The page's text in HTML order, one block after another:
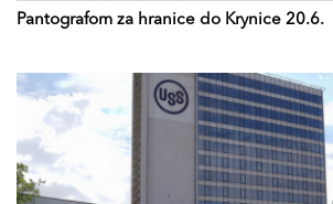
Pantografom za hranice do Krynice 20.6.